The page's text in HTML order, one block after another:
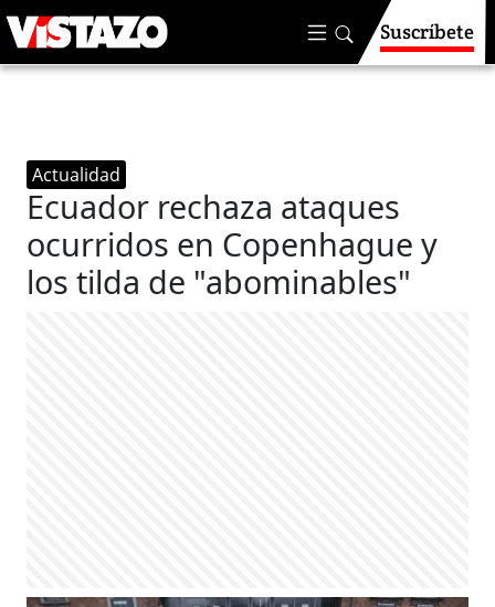
Suscríbete
Actualidad
Ecuador rechaza ataques
ocurridos en Copenhague y
los tilda de "abominables"